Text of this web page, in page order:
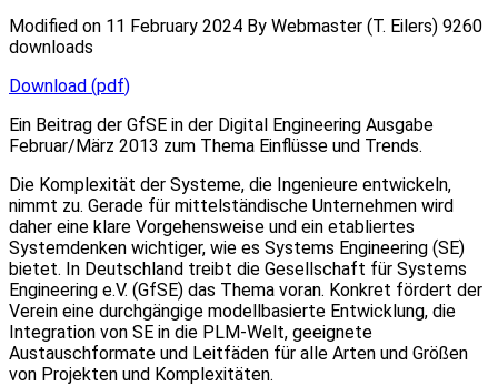
Modified on 11 February 2024 By Webmaster (T. Eilers) 9260
downloads
Download (pdf)
Ein Beitrag der GfSE in der Digital Engineering Ausgabe
Februar/März 2013 zum Thema Einflüsse und Trends.
Die Komplexität der Systeme, die Ingenieure entwickeln,
nimmt zu. Gerade für mittelständische Unterneh­men wird
daher eine klare Vorgehensweise und ein etabliertes
Systemdenken wichtiger, wie es Systems Engineering (SE)
bietet. In Deutschland treibt die Gesellschaft für Systems
Engineering e.V. (GfSE) das Thema voran. Konkret fördert der
Verein eine durchgängige modellbasierte Entwicklung, die
Integration von SE in die PLM-Welt, geeignete
Austauschformate und Leitfäden für alle Arten und Größen
von Projekten und Kom­plexitäten.